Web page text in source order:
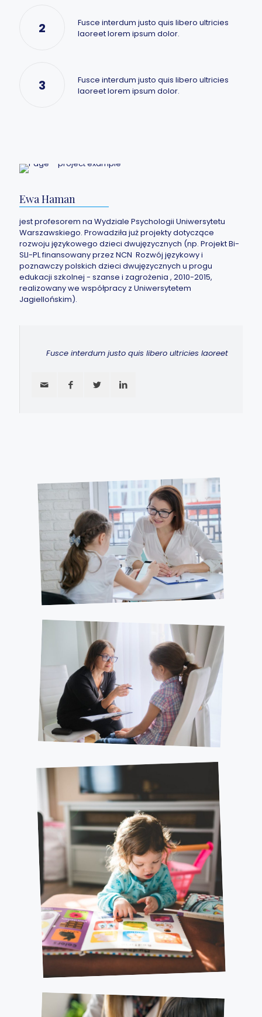
2
Fusce interdum justo quis libero ultricies
laoreet lorem ipsum dolor.
3
Fusce interdum justo quis libero ultricies
laoreet lorem ipsum dolor.
Ewa Haman
jest profesorem na Wydziale Psychologii Uniwersytetu
Warszawskiego. Prowadziła już projekty dotyczące
rozwoju językowego dzieci dwujęzycznych (np. Projekt Bi-
SLI-PL finansowany przez NCN ​ Rozwój językowy i
poznawczy polskich dzieci dwujęzycznych u progu
edukacji szkolnej - szanse i zagrożenia​ , 2010-2015,
realizowany we współpracy z Uniwersytetem
Jagiellońskim).
Fusce interdum justo quis libero ultricies laoreet